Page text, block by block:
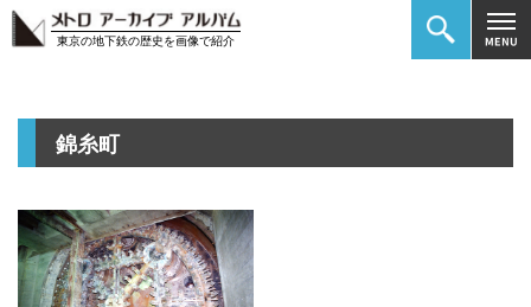
東京の地下鉄の歴史を画像で紹介
錦糸町